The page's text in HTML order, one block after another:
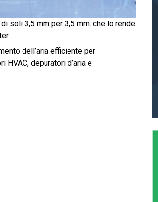
soli 3,5 mm per 3,5 mm, che lo rende
dell’aria efficiente per
depuratori d’aria e